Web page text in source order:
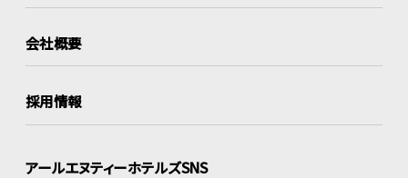
会社概要
採用情報
アールエヌティーホテルズSNS